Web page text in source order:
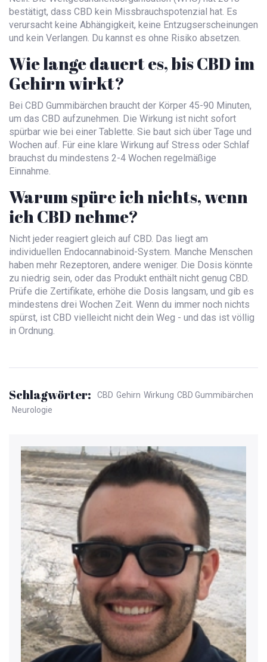
bestätigt, dass CBD kein Missbrauchspotenzial hat. Es
verursacht keine Abhängigkeit, keine Entzugserscheinungen
und kein Verlangen. Du kannst es ohne Risiko absetzen.
Wie lange dauert es, bis CBD im
Gehirn wirkt?
Bei CBD Gummibärchen braucht der Körper 45-90 Minuten,
um das CBD aufzunehmen. Die Wirkung ist nicht sofort
spürbar wie bei einer Tablette. Sie baut sich über Tage und
Wochen auf. Für eine klare Wirkung auf Stress oder Schlaf
brauchst du mindestens 2-4 Wochen regelmäßige
Einnahme.
Warum spüre ich nichts, wenn
ich CBD nehme?
Nicht jeder reagiert gleich auf CBD. Das liegt am
individuellen Endocannabinoid-System. Manche Menschen
haben mehr Rezeptoren, andere weniger. Die Dosis könnte
zu niedrig sein, oder das Produkt enthält nicht genug CBD.
Prüfe die Zertifikate, erhöhe die Dosis langsam, und gib es
mindestens drei Wochen Zeit. Wenn du immer noch nichts
spürst, ist CBD vielleicht nicht dein Weg - und das ist völlig
in Ordnung.
Schlagwörter: CBD Gehirn Wirkung CBD Gummibärchen
Neurologie